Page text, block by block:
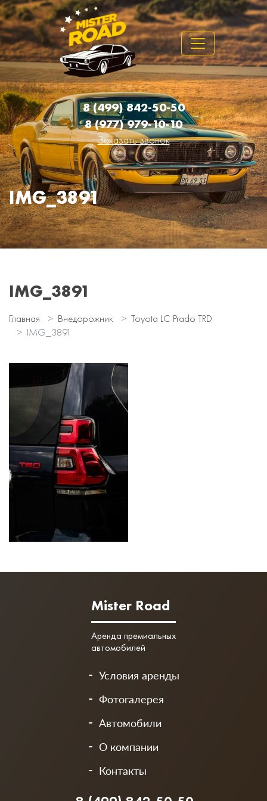
8 (499) 842-50-50
8 (977) 979-10-10
Заказать звонок
IMG_3891
IMG_3891
Главная Внедорожник
Toyota LC Prado TRD
IMG_3891
Mister Road
Аренда премиальных
автомобилей
Условия аренды
Фотогалерея
Автомобили
О компании
Контакты